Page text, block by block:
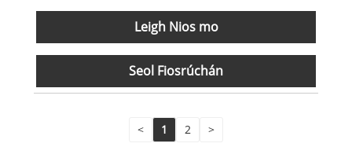
Leigh Nios mo
Seol Fiosrúchán
< 1 2 >